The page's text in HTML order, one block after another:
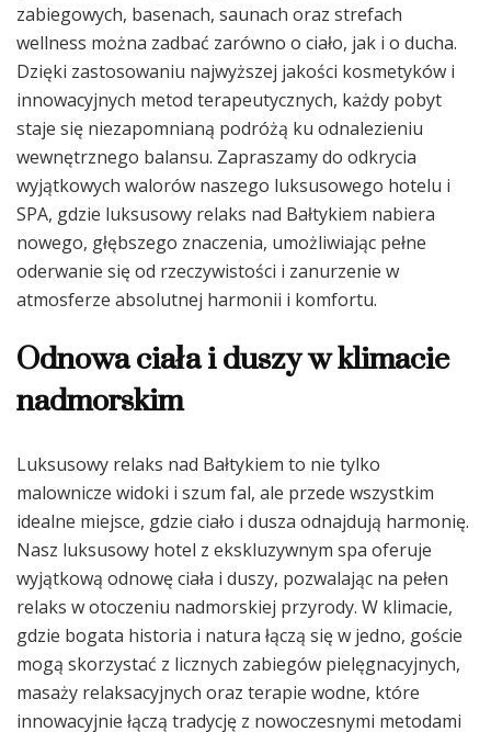
zabiegowych, basenach, saunach oraz strefach
wellness można zadbać zarówno o ciało, jak i o ducha.
Dzięki zastosowaniu najwyższej jakości kosmetyków i
innowacyjnych metod terapeutycznych, każdy pobyt
staje się niezapomnianą podróżą ku odnalezieniu
wewnętrznego balansu. Zapraszamy do odkrycia
wyjątkowych walorów naszego luksusowego hotelu i
SPA, gdzie luksusowy relaks nad Bałtykiem nabiera
nowego, głębszego znaczenia, umożliwiając pełne
oderwanie się od rzeczywistości i zanurzenie w
atmosferze absolutnej harmonii i komfortu.
Odnowa ciała i duszy w klimacie
nadmorskim
Luksusowy relaks nad Bałtykiem to nie tylko
malownicze widoki i szum fal, ale przede wszystkim
idealne miejsce, gdzie ciało i dusza odnajdują harmonię.
Nasz luksusowy hotel z ekskluzywnym spa oferuje
wyjątkową odnowę ciała i duszy, pozwalając na pełen
relaks w otoczeniu nadmorskiej przyrody. W klimacie,
gdzie bogata historia i natura łączą się w jedno, goście
mogą skorzystać z licznych zabiegów pielęgnacyjnych,
masaży relaksacyjnych oraz terapie wodne, które
innowacyjnie łączą tradycję z nowoczesnymi metodami